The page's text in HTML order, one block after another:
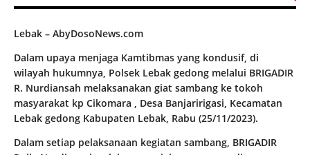
Lebak – AbyDosoNews.com
Dalam upaya menjaga Kamtibmas yang kondusif, di
wilayah hukumnya, Polsek Lebak gedong melalui BRIGADIR
R. Nurdiansah melaksanakan giat sambang ke tokoh
masyarakat kp Cikomara , Desa Banjaririgasi, Kecamatan
Lebak gedong Kabupaten Lebak, Rabu (25/11/2023).
Dalam setiap pelaksanaan kegiatan sambang, BRIGADIR